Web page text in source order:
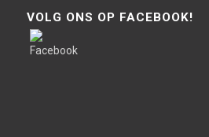
VOLG ONS OP FACEBOOK!